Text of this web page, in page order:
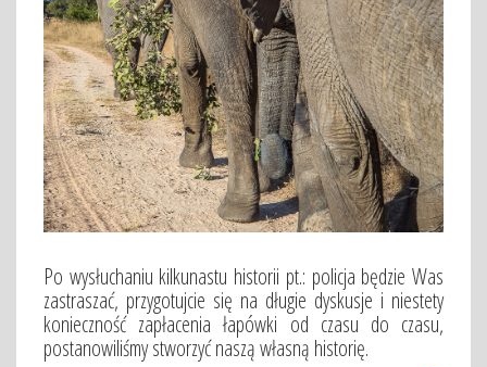
Po wysłuchaniu kilkunastu historii pt.: policja będzie Was
zastraszać, przygotujcie się na długie dyskusje i niestety
konieczność zapłacenia łapówki od czasu do czasu,
postanowiliśmy stworzyć naszą własną historię.